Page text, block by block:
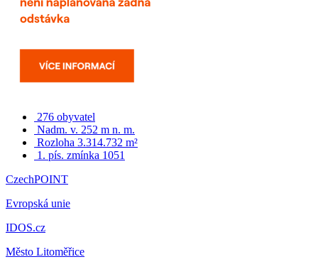
276 obyvatel
Nadm. v. 252 m n. m.
Rozloha 3.314.732 m²
1. pís. zmínka 1051
CzechPOINT
Evropská unie
IDOS.cz
Město Litoměřice